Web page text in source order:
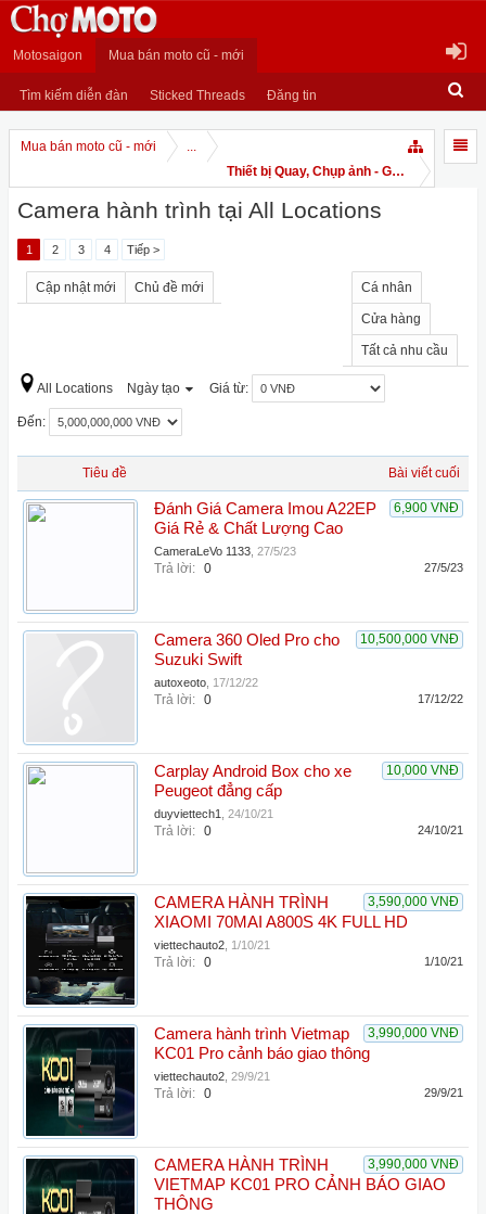
Motosaigon Mua bán moto cũ - mới
Tìm kiếm diễn đàn Sticked Threads Đăng tin
Mua bán moto cũ - mới
...
Thiết bị Quay, Chụp ảnh - GPS
Camera hành trình tại All Locations
1 2 3 4 Tiếp >
Cập nhật mới Chủ đề mới Cá nhân
Cửa hàng
Tất cả nhu cầu
All Locations Ngày tạo Giá từ:
Đến:
Tiêu đề Bài viết cuối
6,900 VNĐ
Đánh Giá Camera Imou A22EP
Giá Rẻ & Chất Lượng Cao
CameraLeVo 1133 27/5/23
Trả lời: 0 27/5/23
10,500,000 VNĐ
Camera 360 Oled Pro cho
Suzuki Swift
autoxeoto 17/12/22
Trả lời: 0 17/12/22
10,000 VNĐ
Carplay Android Box cho xe
Peugeot đẳng cấp
duyviettech1 24/10/21
Trả lời: 0 24/10/21
3,590,000 VNĐ
CAMERA HÀNH TRÌNH
XIAOMI 70MAI A800S 4K FULL HD
viettechauto2 1/10/21
Trả lời: 0 1/10/21
3,990,000 VNĐ
Camera hành trình Vietmap
KC01 Pro cảnh báo giao thông
viettechauto2 29/9/21
Trả lời: 0 29/9/21
3,990,000 VNĐ
CAMERA HÀNH TRÌNH
VIETMAP KC01 PRO CẢNH BÁO GIAO
THÔNG